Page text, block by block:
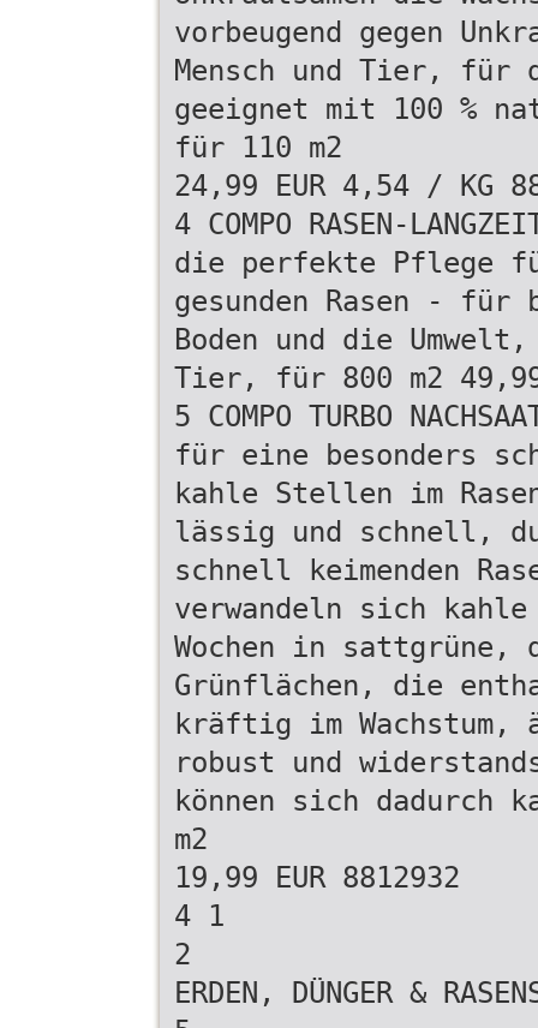
vorbeugend gegen
Mensch und Tier, für
geeignet mit 100 %
für 110 m2
24,99 EUR 4,54 / KG
4 COMPO RASEN-
die perfekte Pflege
gesunden Rasen - für
Boden und die
Tier, für 800 m2 49,99
5 COMPO TURBO
für eine besonders
kahle Stellen im
lässig und schnell,
schnell keimenden
verwandeln sich
Wochen in sattgrüne,
Grünflächen, die
kräftig im Wachstum,
robust und
können sich dadurch
m2
19,99 EUR 8812932
4 1
2
ERDEN, DÜNGER &